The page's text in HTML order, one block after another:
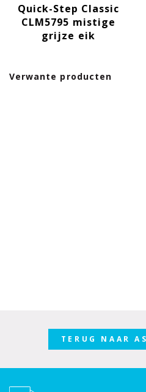
Verwante producten
Quick-Step Classic
CLM5795 mistige
grijze eik
TERUG NAAR